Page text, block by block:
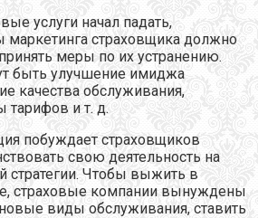
услуги начал падать,
маркетинга страховщика должно
меры по их устранению.
быть улучшение имиджа
качества обслуживания,
тарифов и т. д.
побуждает страховщиков
свою деятельность на
стратегии. Чтобы выжить в
страховые компании вынуждены
виды обслуживания, ставить